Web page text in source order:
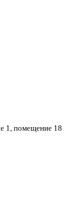
1, помещение 18